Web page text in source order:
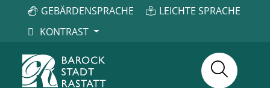
GEBÄRDENSPRACHE
LEICHTE SPRACHE
KONTRAST